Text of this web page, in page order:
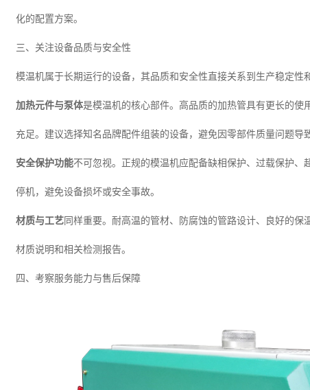
化的配置方案。
三、关注设备品质与安全性
模温机属于长期运行的设备，其品质和安全性直接关系到生产稳定性
加热元件与泵体是模温机的核心部件。高品质的加热管具有更长的
充足。建议选择知名品牌配件组装的设备，避免因零部件质量问题导
安全保护功能不可忽视。正规的模温机应配备缺相保护、过载保护
停机，避免设备损坏或安全事故。
材质与工艺同样重要。耐高温的管材、防腐蚀的管路设计、良好的
材质说明和相关检测报告。
四、考察服务能力与售后保障